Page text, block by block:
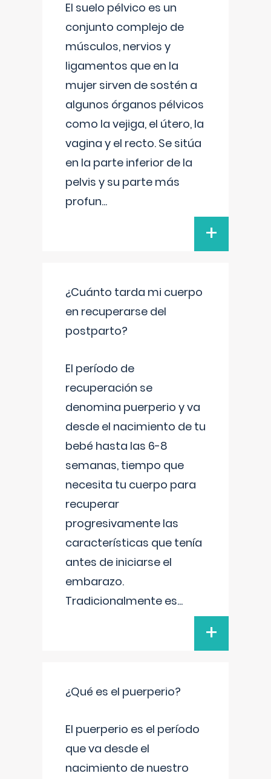
El suelo pélvico es un
conjunto complejo de
músculos, nervios y
ligamentos que en la
mujer sirven de sostén a
algunos órganos pélvicos
como la vejiga, el útero, la
vagina y el recto. Se sitúa
en la parte inferior de la
pelvis y su parte más
profun...
+
¿Cuánto tarda mi cuerpo
en recuperarse del
postparto?
El período de
recuperación se
denomina puerperio y va
desde el nacimiento de tu
bebé hasta las 6-8
semanas, tiempo que
necesita tu cuerpo para
recuperar
progresivamente las
características que tenía
antes de iniciarse el
embarazo.
Tradicionalmente es...
+
¿Qué es el puerperio?
El puerperio es el período
que va desde el
nacimiento de nuestro